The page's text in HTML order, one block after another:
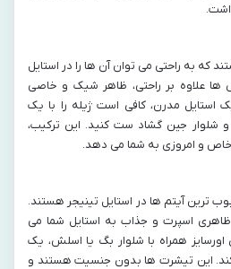
که به راحتی می‌ توان آن‌ ها را در استایل
ها علاوه بر راحتی، ظاهر شیک و خاصی
استایل مدرن، کافی است ژیله را با یک
شلوار جین گشاد ست کنید. این ترکیب،
و امروزی به شما می‌ دهد.
ترین آیتم‌ ها در استایل تینیجر هستند.
ظاهری اسپرت و جذاب به استایل شما می‌
همراه با شلوار بگ یا اسلش، یک
این تیشرت‌ ها بدون جنسیت هستند و